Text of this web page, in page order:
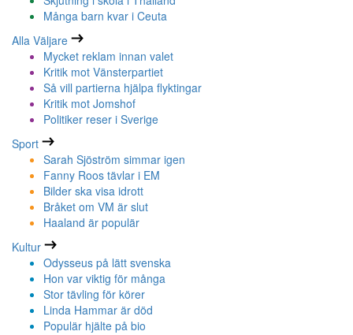
Många barn kvar i Ceuta
Alla Väljare
Mycket reklam innan valet
Kritik mot Vänsterpartiet
Så vill partierna hjälpa flyktingar
Kritik mot Jomshof
Politiker reser i Sverige
Sport
Sarah Sjöström simmar igen
Fanny Roos tävlar i EM
Bilder ska visa idrott
Bråket om VM är slut
Haaland är populär
Kultur
Odysseus på lätt svenska
Hon var viktig för många
Stor tävling för körer
Linda Hammar är död
Populär hjälte på bio